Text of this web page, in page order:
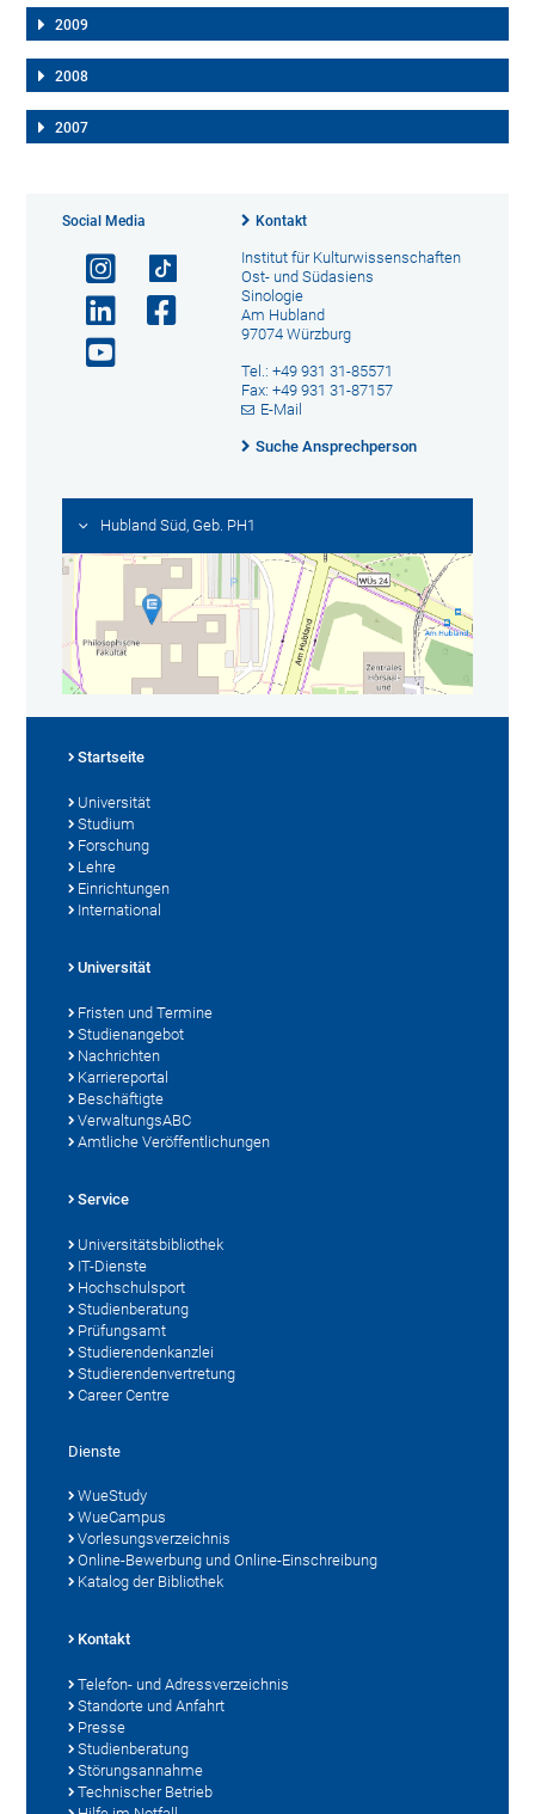
2009
2008
2007
Social Media Kontakt
Institut für Kulturwissenschaften
Ost- und Südasiens
Sinologie
Am Hubland
97074 Würzburg
Tel.: +49 931 31-85571
Fax: +49 931 31-87157
E-Mail
Suche Ansprechperson
Hubland Süd, Geb. PH1
Startseite
Universität
Studium
Forschung
Lehre
Einrichtungen
International
Universität
Fristen und Termine
Studienangebot
Nachrichten
Karriereportal
Beschäftigte
VerwaltungsABC
Amtliche Veröffentlichungen
Service
Universitätsbibliothek
IT-Dienste
Hochschulsport
Studienberatung
Prüfungsamt
Studierendenkanzlei
Studierendenvertretung
Career Centre
Dienste
WueStudy
WueCampus
Vorlesungsverzeichnis
Online-Bewerbung und Online-Einschreibung
Katalog der Bibliothek
Kontakt
Telefon- und Adressverzeichnis
Standorte und Anfahrt
Presse
Studienberatung
Störungsannahme
Technischer Betrieb